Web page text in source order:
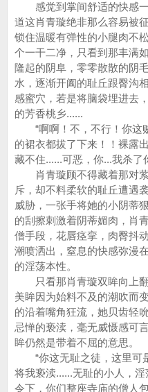
感觉到掌间舒适的快感一
道这肖青璇绝非那么容易被
锁住温暖有弹性的小腿肉不
个一干二净，只看到那丰满
隆起的阴阜，零零散散的阴
水，逐渐开阖的耻丘跟臀沟
感蜜穴，若是将脑袋埋进去
的芳香桃乡......
“啊啊！不，不行！你这
的裙衣都拔了下来！！裸露
藏不住......可恶，你...我杀了
肖青璇顾不得藏着那对萦
斥，却不料柔软的耻丘遭遇
威胁，一张手将她的小阴蒂
的刮擦刺激着阴蒂媚肉，肖
僧手段，花唇痉挛，肉臀抖
潮喷洒出，窒息的快感弥漫
的淫荡本性。
只看那肖青璇双眸向上翻
美眸因为始料不及的潮吹而
的沿着嘴角狂流，她贝齿轻
忌惮的亵渎，毫无威慑感可
眸仍然是带着不屈的意思。
“你这无耻之徒，这里可
将我亵渎......无耻的小人，
令下，你们整座寺庙的僧人